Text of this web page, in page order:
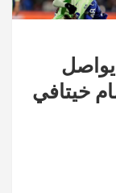
يواصل
خيتافي